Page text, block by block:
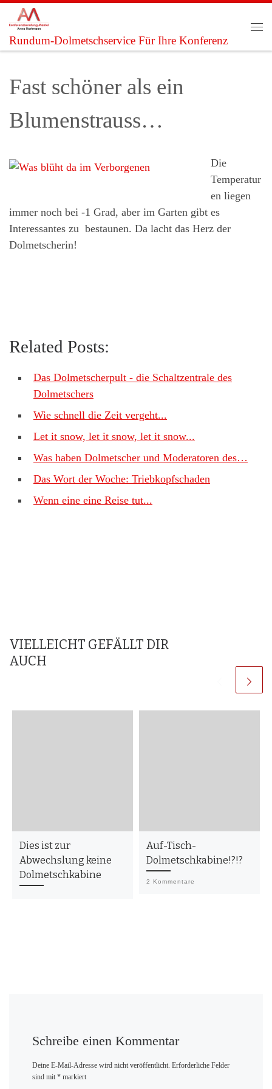
Zum Inhalt springen
Rundum-Dolmetschservice Für Ihre Konferenz
Fast schöner als ein
Blumenstrauss…
Die
Temperatur
en liegen
immer noch bei -1 Grad, aber im Garten gibt es
Interessantes zu bestaunen. Da lacht das Herz der
Dolmetscherin!
Related Posts:
Das Dolmetscherpult - die Schaltzentrale des
Dolmetschers
Wie schnell die Zeit vergeht...
Let it snow, let it snow, let it snow...
Was haben Dolmetscher und Moderatoren des…
Das Wort der Woche: Triebkopfschaden
Wenn eine eine Reise tut...
VIELLEICHT GEFÄLLT DIR
AUCH
Dies ist zur
Abwechslung keine
Dolmetschkabine
Auf-Tisch-
Dolmetschkabine!?!?
2 Kommentare
Schreibe einen Kommentar
Deine E-Mail-Adresse wird nicht veröffentlicht. Erforderliche Felder
sind mit *markiert